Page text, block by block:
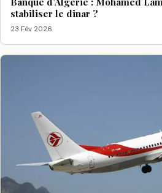
stabiliser le dinar ?
23 Fév 2026